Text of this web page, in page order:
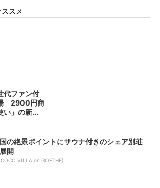
スメ
代ファン付
2900円商
い」の新...
の絶景ポイントにサウナ付きのシェア別荘
開
VILLA on GOETHE)